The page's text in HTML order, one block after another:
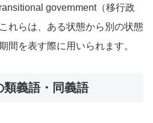
government（移行政
れらは、ある状態から別の状態
間を表す際に用いられます。
義語・同義語